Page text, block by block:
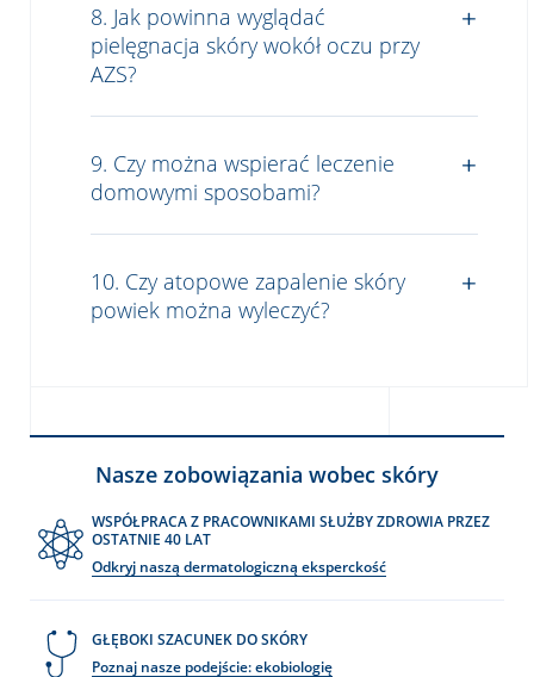
8. Jak powinna wyglądać
pielęgnacja skóry wokół oczu przy
AZS?
9. Czy można wspierać leczenie
domowymi sposobami?
10. Czy atopowe zapalenie skóry
powiek można wyleczyć?
Nasze zobowiązania wobec skóry
WSPÓŁPRACA Z PRACOWNIKAMI SŁUŻBY ZDROWIA PRZEZ
OSTATNIE 40 LAT
Odkryj naszą dermatologiczną eksperckość
GŁĘBOKI SZACUNEK DO SKÓRY
Poznaj nasze podejście: ekobiologię